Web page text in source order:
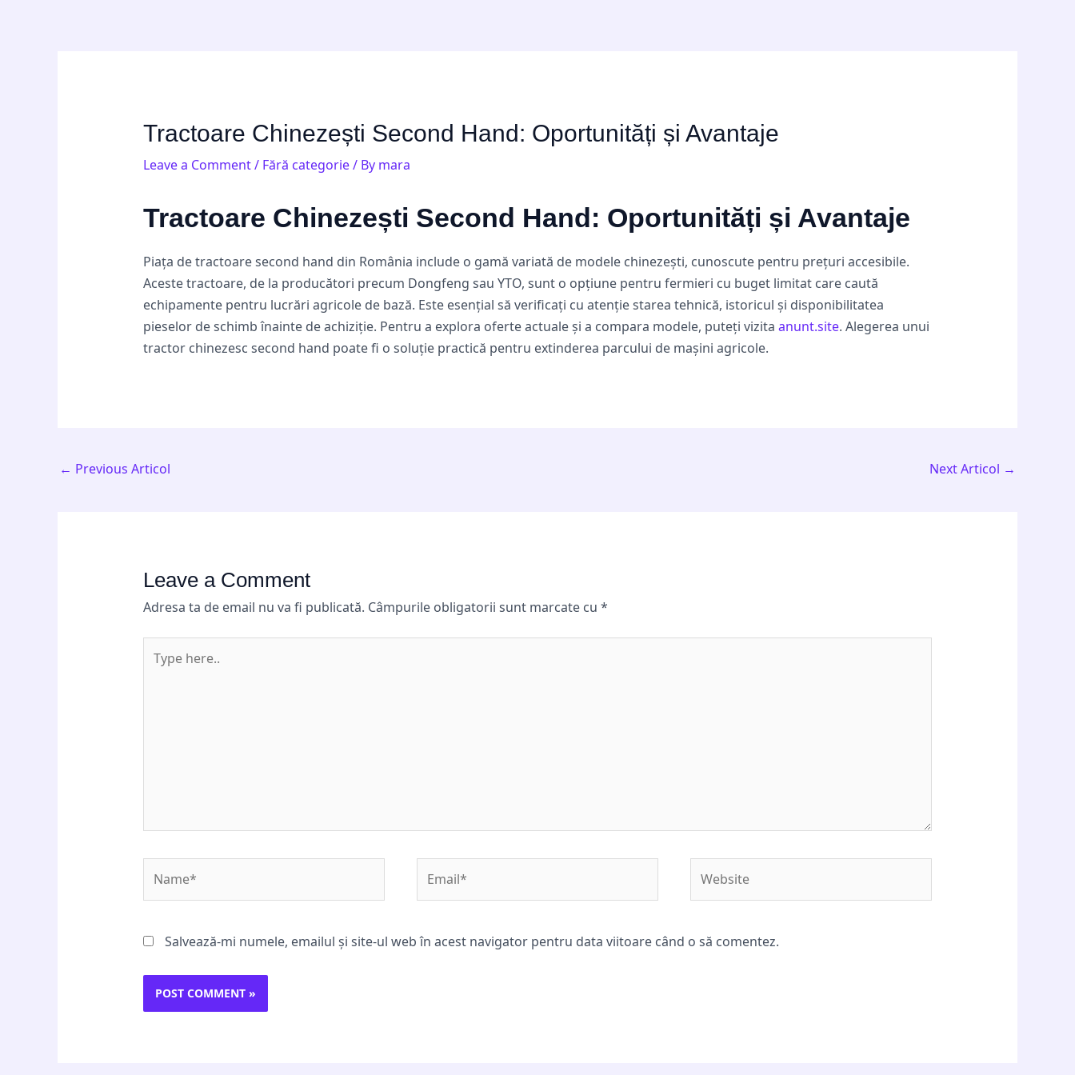
Tractoare Chinezești Second Hand: Oportunități și Avantaje
Leave a Comment/ Fără categorie/ By mara
Tractoare Chinezești Second Hand: Oportunități și Avantaje
Piața de tractoare second hand din România include o gamă variată de modele chinezești, cunoscute pentru prețuri accesibile.
Aceste tractoare, de la producători precum Dongfeng sau YTO, sunt o opțiune pentru fermieri cu buget limitat care caută
echipamente pentru lucrări agricole de bază. Este esențial să verificați cu atenție starea tehnică, istoricul și disponibilitatea
pieselor de schimb înainte de achiziție. Pentru a explora oferte actuale și a compara modele, puteți vizita anunt.site. Alegerea unui
tractor chinezesc second hand poate fi o soluție practică pentru extinderea parcului de mașini agricole.
← Previous Articol Next Articol →
Leave a Comment
Adresa ta de email nu va fi publicată. Câmpurile obligatorii sunt marcate cu *
here..
Salvează-mi numele, emailul și site-ul web în acest navigator pentru data viitoare când o să comentez.